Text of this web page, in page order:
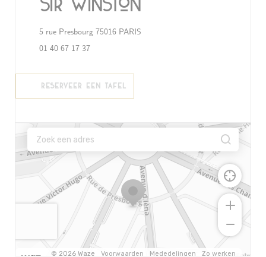
Sir Winston
5 rue Presbourg 75016 PARIS
01 40 67 17 37
RESERVEER EEN TAFEL